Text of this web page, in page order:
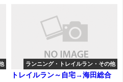
ランニング・トレイルラン・その他
トレイルラン～自宅→海田総合